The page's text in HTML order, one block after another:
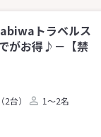
トラベルス
がお得♪－【禁
台）
1～2名